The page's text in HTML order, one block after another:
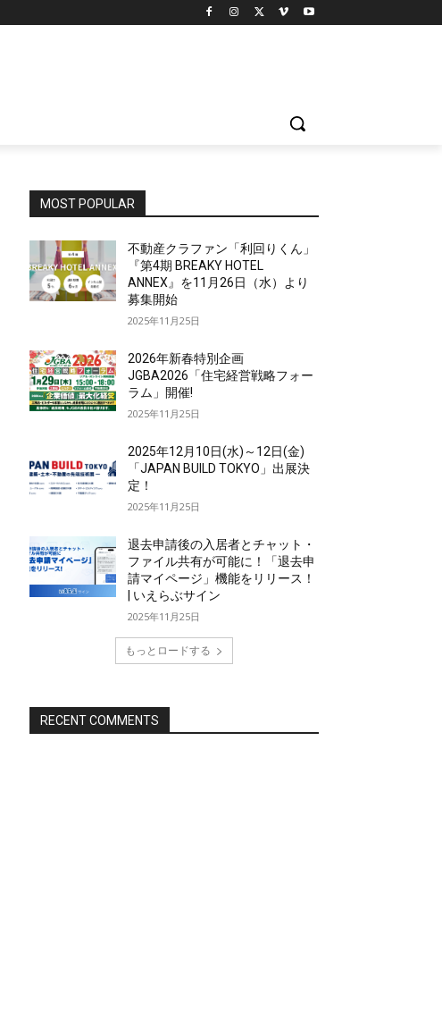
MOST POPULAR
不動産クラファン「利回りくん」
『第4期 BREAKY HOTEL
ANNEX』を11月26日（水）より
募集開始
2025年11月25日
2026年新春特別企画
JGBA2026「住宅経営戦略フォー
ラム」開催!
2025年11月25日
2025年12月10日(水)～12日(金)
「JAPAN BUILD TOKYO」出展決
定！
2025年11月25日
退去申請後の入居者とチャット・
ファイル共有が可能に！「退去申
請マイページ」機能をリリース！
| いえらぶサイン
2025年11月25日
もっとロードする
RECENT COMMENTS